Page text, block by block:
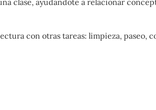
con otras tareas: limpieza, paseo,